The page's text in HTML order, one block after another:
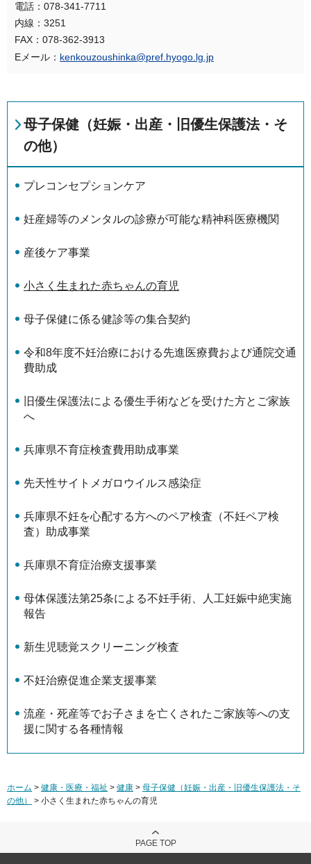
電話：078-341-7711
内線：3251
FAX：078-362-3913
Eメール： kenkouzoushinka@pref.hyogo.lg.jp
母子保健（妊娠・出産・旧優生保護法・そ
の他）
プレコンセプションケア
妊産婦等のメンタルの診療が可能な精神科医療機関
産後ケア事業
小さく生まれた赤ちゃんの育児
母子保健に係る健診等の集合契約
令和8年度不妊治療における先進医療費および通院交通
費助成
旧優生保護法による優生手術などを受けた方とご家族
へ
兵庫県不育症検査費用助成事業
先天性サイトメガロウイルス感染症
兵庫県不妊を心配する方へのペア検査（不妊ペア検
査）助成事業
兵庫県不育症治療支援事業
母体保護法第25条による不妊手術、人工妊娠中絶実施
報告
新生児聴覚スクリーニング検査
不妊治療促進企業支援事業
流産・死産等でお子さまを亡くされたご家族等への支
援に関する各種情報
ホーム > 健康・医療・福祉 > 健康 > 母子保健（妊娠・出産・旧優生保護法・そ
の他）
> 小さく生まれた赤ちゃんの育児
PAGE TOP